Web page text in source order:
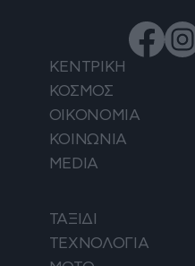
ΚΕΝΤΡΙΚΗ
ΚΟΣΜΟΣ
ΟΙΚΟΝΟΜΙΑ
ΚΟΙΝΩΝΙΑ
MEDIA
ΤΑΞΙΔΙ
ΤΕΧΝΟΛΟΓΙΑ